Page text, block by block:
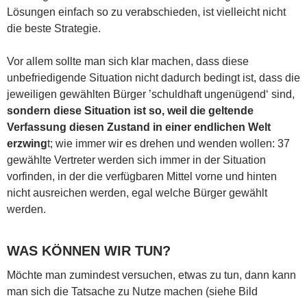
Lösungen einfach so zu verabschieden, ist vielleicht nicht
die beste Strategie.
Vor allem sollte man sich klar machen, dass diese
unbefriedigende Situation nicht dadurch bedingt ist, dass die
jeweiligen gewählten Bürger ’schuldhaft ungenügend‘ sind,
sondern diese Situation ist so, weil die geltende
Verfassung diesen Zustand in einer endlichen Welt
erzwingt; wie immer wir es drehen und wenden wollen: 37
gewählte Vertreter werden sich immer in der Situation
vorfinden, in der die verfügbaren Mittel vorne und hinten
nicht ausreichen werden, egal welche Bürger gewählt
werden.
WAS KÖNNEN WIR TUN?
Möchte man zumindest versuchen, etwas zu tun, dann kann
man sich die Tatsache zu Nutze machen (siehe Bild